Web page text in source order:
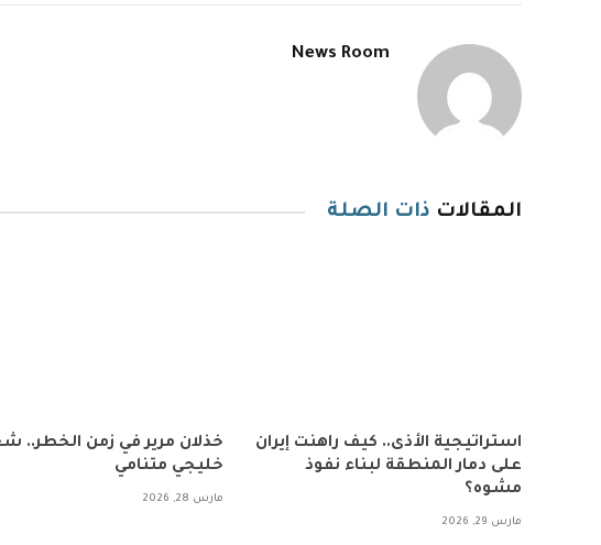
News Room
المقالات ذات الصلة
استراتيجية الأذى.. كيف راهنت إيران
على دمار المنطقة لبناء نفوذ
مشوه؟
مارس 29, 2026
خذلان مرير في زمن الخطر..
خليجي متنامي
مارس 28, 2026